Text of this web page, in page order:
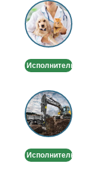
Ветеринарный
врач
-
Выезд
дом
Исполнитель
Аренда
спецтехники
в
Москве
Исполнитель